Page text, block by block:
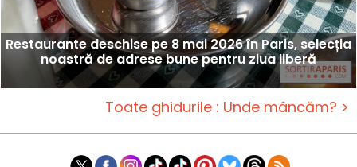
Restaurante deschise pe 8 mai 2026 în Paris, selecția
noastră de adrese bune pentru ziua liberă
Toate ghidurile : Unde mâncăm? >